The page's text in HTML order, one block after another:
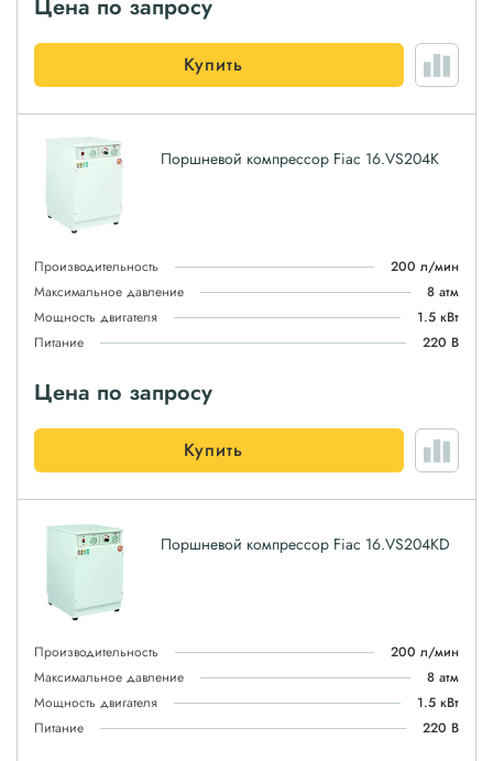
Цена по запросу
Купить
Поршневой компрессор Fiac 16.VS204K
Производительность
200 л/мин
Максимальное давление
8 атм
Мощность двигателя
1.5 кВт
Питание
220 В
Цена по запросу
Купить
Поршневой компрессор Fiac 16.VS204KD
Производительность
200 л/мин
Максимальное давление
8 атм
Мощность двигателя
1.5 кВт
Питание
220 В